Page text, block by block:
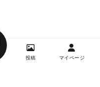
投稿 マイページ